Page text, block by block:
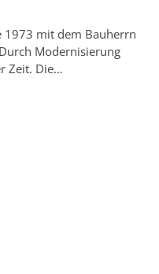
1973 mit dem Bauherrn
Modernisierung
Zeit. Die…